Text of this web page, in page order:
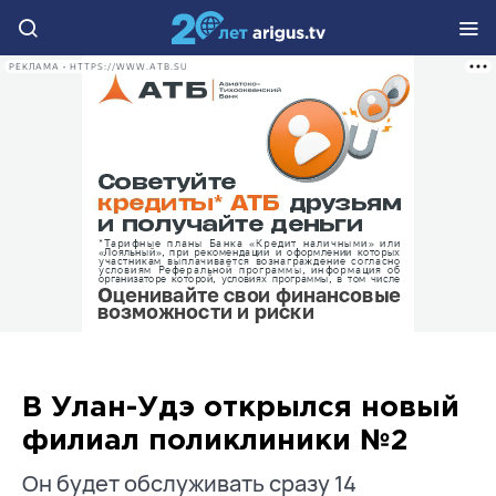
РЕКЛАМА • HTTPS://WWW.ATB.SU
В Улан-Удэ открылся новый
филиал поликлиники №2
Он будет обслуживать сразу 14